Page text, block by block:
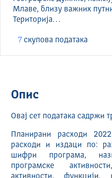
Млаве, близу важних
Територија…
7 скуповa података
Опис
Овај сет података садржи
Планирани расходи
расходи и издаци по:
шифри програма,
програмске